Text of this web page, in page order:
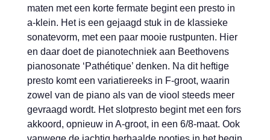
maten met een korte fermate begint een presto in
a-klein. Het is een gejaagd stuk in de klassieke
sonatevorm, met een paar mooie rustpunten. Hier
en daar doet de pianotechniek aan Beethovens
pianosonate ‘Pathétique’ denken. Na dit heftige
presto komt een variatiereeks in F-groot, waarin
zowel van de piano als van de viool steeds meer
gevraagd wordt. Het slotpresto begint met een fors
akkoord, opnieuw in A-groot, in een 6/8-maat. Ook